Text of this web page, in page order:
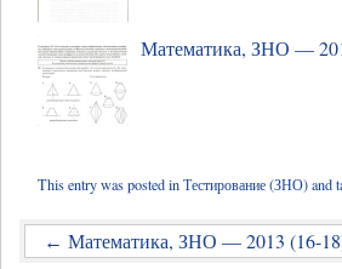
Математика, ЗНО —
This entry was posted inТестирование (ЗНО)and
← Математика, ЗНО — 2013 (16-